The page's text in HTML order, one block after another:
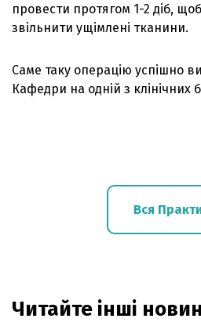
провести протягом 1-2 діб,
звільнити ущімлені тканини.
Саме таку операцію успішно
Кафедри на одній з клінічних
Вся
Читайте інші